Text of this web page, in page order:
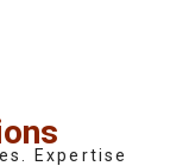
Expertise